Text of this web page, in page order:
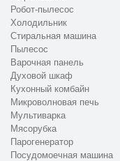
Робот-пылесос
Холодильник
Стиральная машина
Пылесос
Варочная панель
Духовой шкаф
Кухонный комбайн
Микроволновая печь
Мультиварка
Мясорубка
Парогенератор
Посудомоечная машина